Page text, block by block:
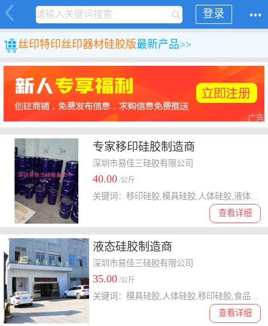
登录
丝印特印丝印器材硅胶版最新产品>>
广告
专家移印硅胶制造商
深圳市易佳三硅胶有限公司
40.00 /公斤
查看详细
液态硅胶制造商
深圳市易佳三硅胶有限公司
35.00 /公斤
查看详细